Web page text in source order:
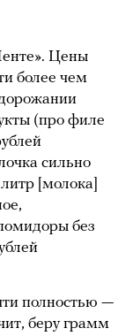
Цены
более чем
(про филе
сильно
[молока]
без
полностью —
беру грамм